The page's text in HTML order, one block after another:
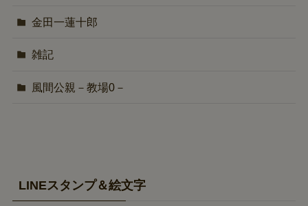
金田一蓮十郎
雑記
風間公親－教場0－
LINEスタンプ＆絵文字